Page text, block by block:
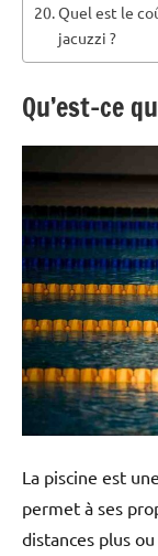
Quel est le
jacuzzi ?
Qu’est-ce
La piscine est
permet à ses
distances plus